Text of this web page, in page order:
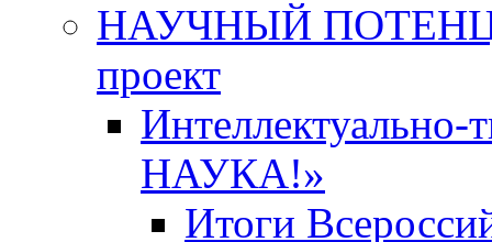
НАУЧНЫЙ
проект
НАУКА!»
Итоги